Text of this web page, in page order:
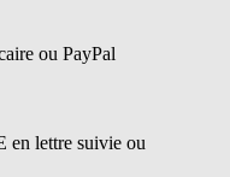
ou PayPal
en lettre suivie ou